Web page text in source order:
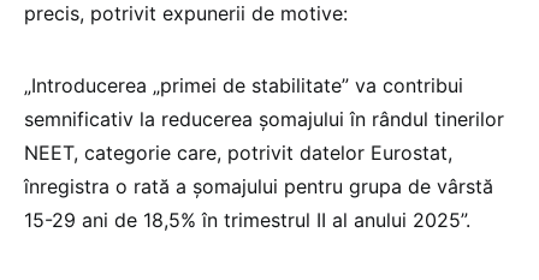
precis, potrivit expunerii de motive:
„Introducerea „primei de stabilitate” va contribui
semnificativ la reducerea șomajului în rândul tinerilor
NEET, categorie care, potrivit datelor Eurostat,
înregistra o rată a șomajului pentru grupa de vârstă
15-29 ani de 18,5% în trimestrul II al anului 2025”.